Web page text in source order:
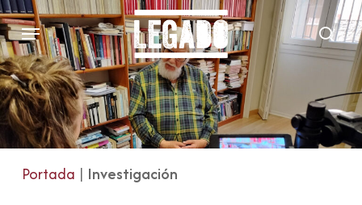
Skip
to
main
content
Menu
Portada | Investigación